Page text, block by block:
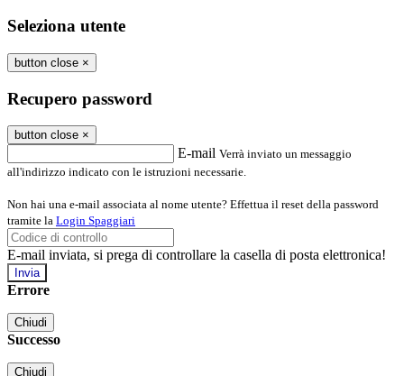
Seleziona utente
button close ×
Recupero password
button close ×
E-mail Verrà inviato un messaggio
all'indirizzo indicato con le istruzioni necessarie.
Non hai una e-mail associata al nome utente? Effettua il reset della password
tramite la Login Spaggiari
E-mail inviata, si prega di controllare la casella di posta elettronica!
Errore
Chiudi
Successo
Chiudi